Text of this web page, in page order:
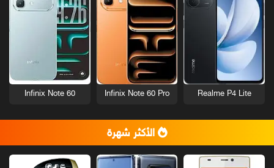
Realme P4 Lite
Infinix Note 60 Pro
Infinix Note 60
الأكثر شهرة